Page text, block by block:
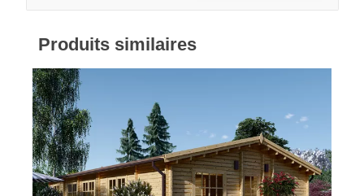
Produits similaires